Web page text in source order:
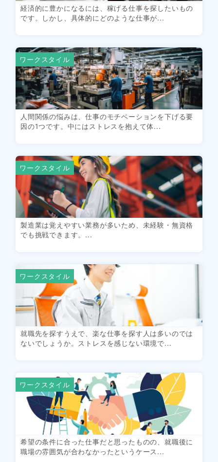
経済的に豊かになるには、稼げる仕事を探したいもの
です。しかし、具体的にどのような仕事が...
ワークスタイル
人間関係の悩みは、仕事のモチベーションを下げる要
因の1つです。中にはストレスを抱えて体...
ワークスタイル
製造業は覚えやすい業務が多いため、未経験・無資格
でも挑戦できます。...
ワークスタイル
就職先を探すうえで、楽な仕事を探す人は多いのでは
ないでしょうか。ストレスを感じない環境で...
ワークスタイル
希望の条件に合った仕事だと思ったものの、就職後に
職場の雰囲気が合わなかったというケース...